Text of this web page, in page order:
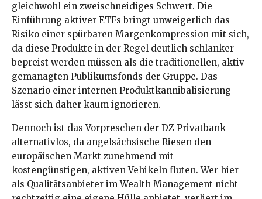
gleichwohl ein zweischneidiges Schwert. Die
Einführung aktiver ETFs bringt unweigerlich das
Risiko einer spürbaren Margenkompression mit sich,
da diese Produkte in der Regel deutlich schlanker
bepreist werden müssen als die traditionellen, aktiv
gemanagten Publikumsfonds der Gruppe. Das
Szenario einer internen Produktkannibalisierung
lässt sich daher kaum ignorieren.
Dennoch ist das Vorpreschen der DZ Privatbank
alternativlos, da angelsächsische Riesen den
europäischen Markt zunehmend mit
kostengünstigen, aktiven Vehikeln fluten. Wer hier
als Qualitätsanbieter im Wealth Management nicht